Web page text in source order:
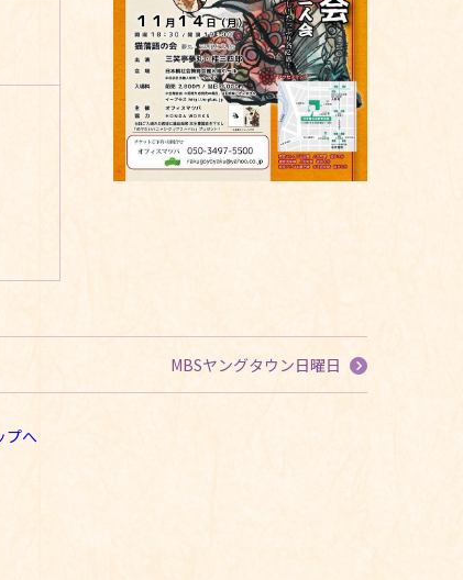
MBSヤングタウン日曜日
プへ